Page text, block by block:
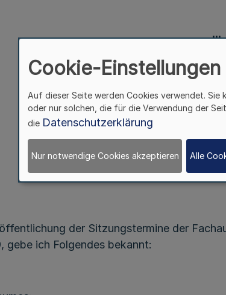
III.
Sitzungen der
des
Bekanntmachung des
Vom 16.
der Sitzungstermine der
gebe ich Folgendes bekannt:
Cookie-Einstellungen
Auf dieser Seite werden Cookies verwendet. Sie
oder nur solchen, die für die Verwendung der
die Datenschutzerklärung
Nur notwendige Cookies akzeptieren Alle